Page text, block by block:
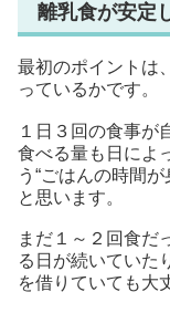
離乳食が安定
最初のポイントは
っているかです。
１日３回の食事が
食べる量も日によ
う“ごはんの時間
と思います。
まだ１～２回食だ
る日が続いていた
を借りていても大